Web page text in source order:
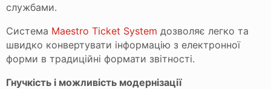
службами.
Система Maestro Ticket System дозволяє легко та
швидко конвертувати інформацію з електронної
форми в традиційні формати звітності.
Гнучкість і можливість модернізації